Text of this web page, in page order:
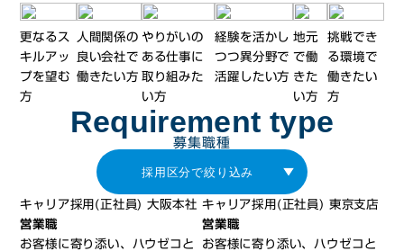
更なるス
キルアッ
プを望む
方
人間関係の
良い会社で
働きたい方
やりがいの
ある仕事に
取り組みた
い方
経験を活かし
つつ異分野で
活躍したい方
地元
で働
きた
い方
挑戦でき
る環境で
働きたい
方
Requirement type
募集職種
キャリア採用(正社員) 大阪本社
営業職
お客様に寄り添い、ハウゼコと
キャリア採用(正社員) 東京支店
営業職
お客様に寄り添い、ハウゼコと